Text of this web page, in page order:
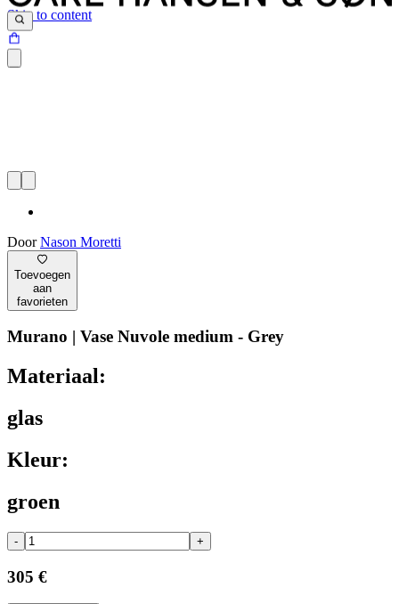
Skip to content
DoorNason Moretti
Toevoegen
aan
favorieten
Murano | Vase Nuvole medium - Grey
Materiaal:
glas
Kleur:
groen
- +
305 €